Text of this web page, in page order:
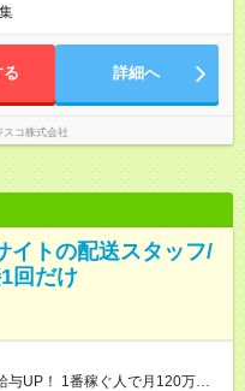
が完了次第、帰社OKです
る 詳細へ
スコ株式会社
イトの配送スタッフ/
回だけ
UP！ 1番稼ぐ人で月120万ほ